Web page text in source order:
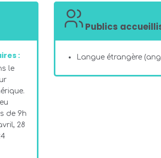
:
le
de 9h
28
Publics
Langue étrangère